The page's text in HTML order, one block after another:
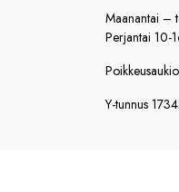
Maanantai –
Perjantai 10-
Y-tunnus